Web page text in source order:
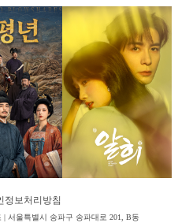
정보처리방침
서울특별시 송파구 송파대로 201, B동